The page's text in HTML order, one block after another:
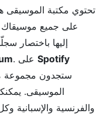
على جميع موسيقاك
إليها باختصار
Spotify
الموسيقى.
والفرنسية والإسبانية